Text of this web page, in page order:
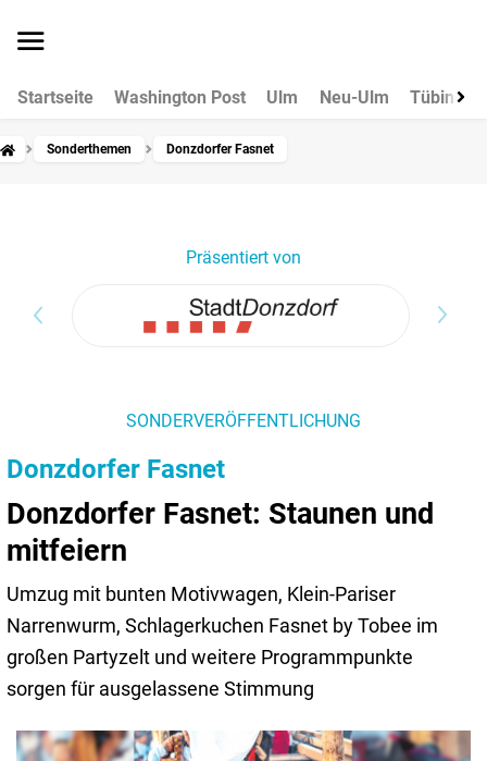
Startseite Washington Post Ulm Neu-Ulm Tübingen
Sonderthemen Donzdorfer Fasnet
Präsentiert von
SONDERVERÖFFENTLICHUNG
Donzdorfer Fasnet
Donzdorfer Fasnet: Staunen und
mitfeiern
Umzug mit bunten Motivwagen, Klein-Pariser
Narrenwurm, Schlagerkuchen Fasnet by Tobee im
großen Partyzelt und weitere Programmpunkte
sorgen für ausgelassene Stimmung